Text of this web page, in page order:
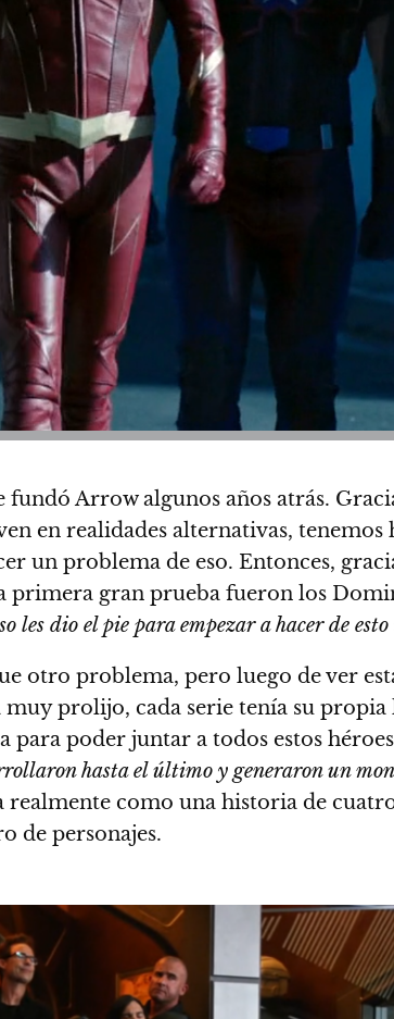
Arrow algunos años atrás.
en realidades alternativas,
un problema de eso. Entonces,
primera gran prueba fueron los
les dio el pie para empezar a hacer de
otro problema, pero luego de ver
prolijo, cada serie tenía su
para poder juntar a todos estos
hasta el último y generaron un
como una historia de
de personajes.